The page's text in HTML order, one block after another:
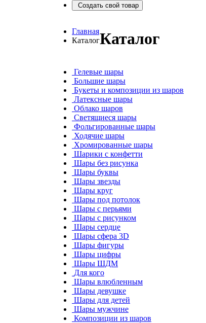
Создать свой товар
Главная
КаталогКаталог
Гелевые шары
Большие шары
Букеты и композиции из шаров
Латексные шары
Облако шаров
Светящиеся шары
Фольгированные шары
Ходячие шары
Хромированные шары
Шарики с конфетти
Шары без рисунка
Шары буквы
Шары звезды
Шары круг
Шары под потолок
Шары с перьями
Шары с рисунком
Шары сердце
Шары сфера 3D
Шары фигуры
Шары цифры
Шары ШДМ
Для кого
Шары влюбленным
Шары девушке
Шары для детей
Шары мужчине
Композиции из шаров